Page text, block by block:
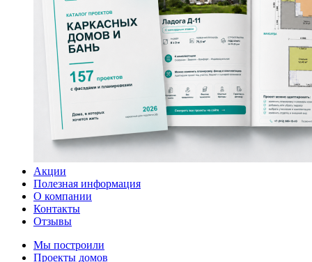
Акции
Полезная информация
О компании
Контакты
Отзывы
Мы построили
Проекты домов